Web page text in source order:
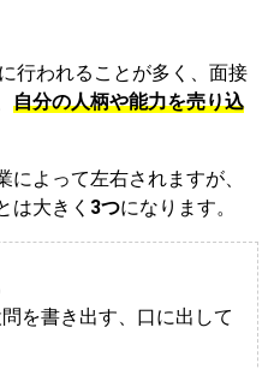
行われることが多く、面接
自分の人柄や能力を売り込
よって左右されますが、
は大きく 3つになります。
を書き出す、口に出して